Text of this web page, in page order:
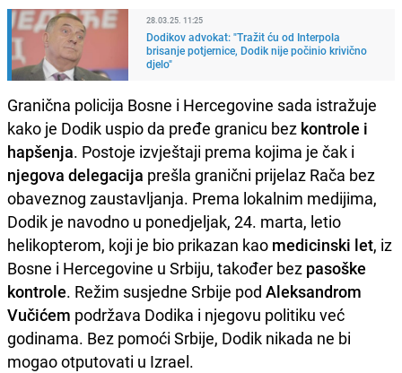
28.03.25. 11:25
Dodikov advokat: "Tražit ću od Interpola
brisanje potjernice, Dodik nije počinio krivično
djelo"
Granična policija Bosne i Hercegovine sada istražuje
kako je Dodik uspio da pređe granicu bez kontrole i
hapšenja. Postoje izvještaji prema kojima je čak i
njegova delegacija prešla granični prijelaz Rača bez
obaveznog zaustavljanja. Prema lokalnim medijima,
Dodik je navodno u ponedjeljak, 24. marta, letio
helikopterom, koji je bio prikazan kao medicinski let, iz
Bosne i Hercegovine u Srbiju, također bez pasoške
kontrole. Režim susjedne Srbije pod Aleksandrom
Vučićem podržava Dodika i njegovu politiku već
godinama. Bez pomoći Srbije, Dodik nikada ne bi
mogao otputovati u Izrael.